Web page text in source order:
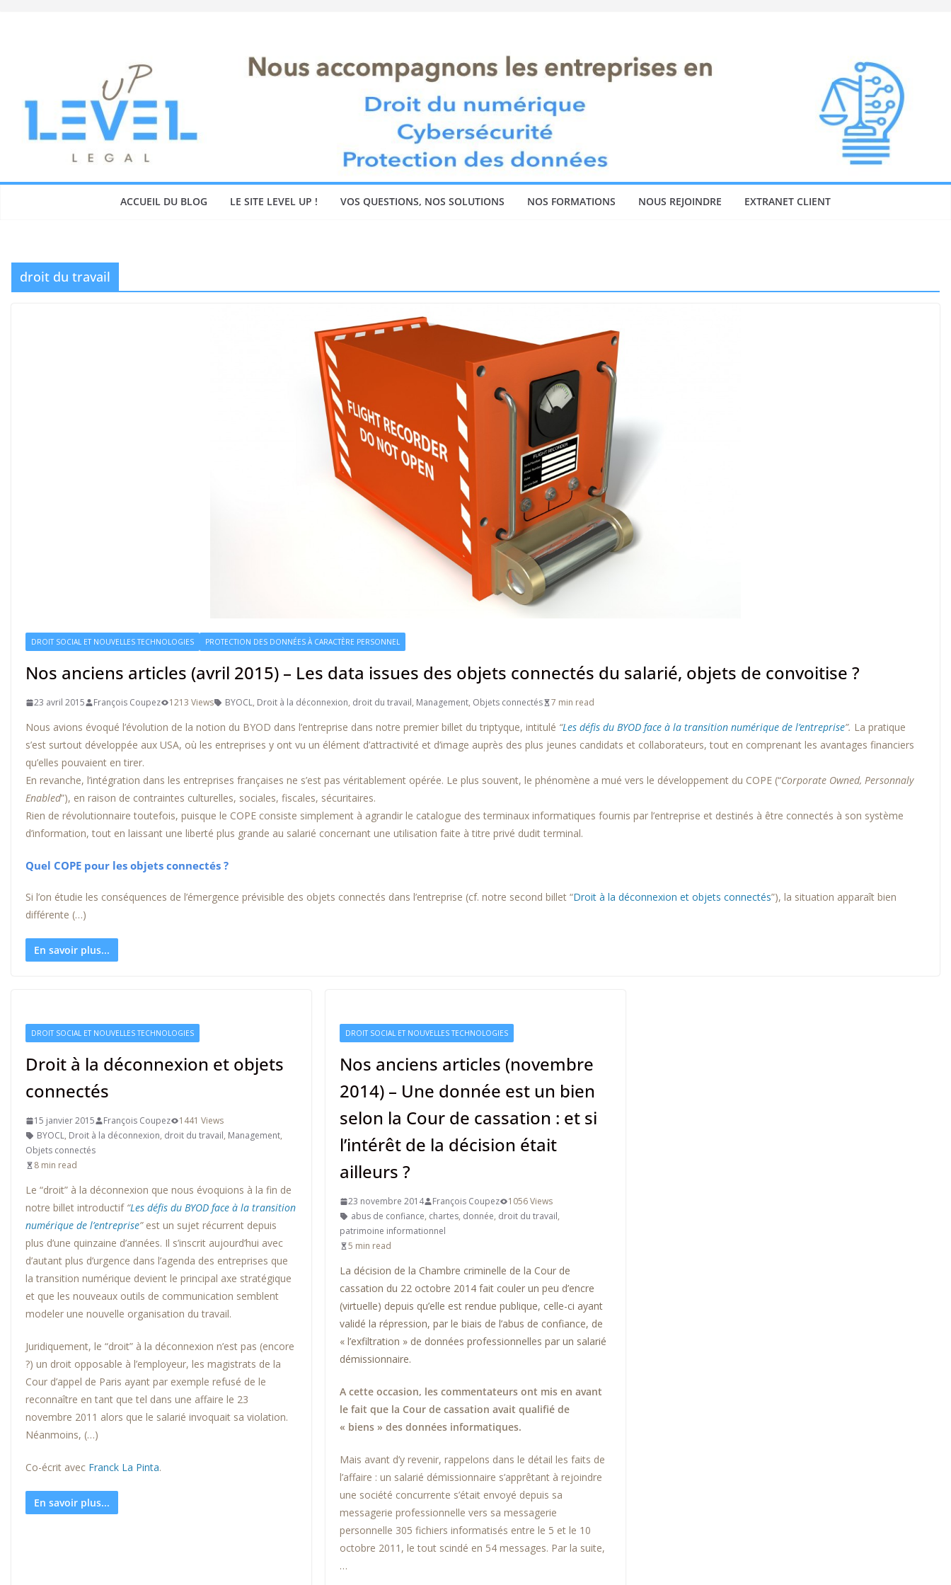
ACCUEIL DU BLOG LE SITE LEVEL UP ! VOS QUESTIONS, NOS SOLUTIONS NOS FORMATIONS NOUS REJOINDRE EXTRANET CLIENT
droit du travail
DROIT SOCIAL ET NOUVELLES TECHNOLOGIES PROTECTION DES DONNÉES À CARACTÈRE PERSONNEL
Nos anciens articles (avril 2015) – Les data issues des objets connectés du salarié, objets de convoitise ?
23 avril 2015 François Coupez 1213 Views BYOCL, Droit à la déconnexion, droit du travail, Management, Objets connectés 7 min read
Nous avions évoqué l’évolution de la notion du BYOD dans l’entreprise dans notre premier billet du triptyque, intitulé “Les défis du BYOD face à la transition numérique de l’entreprise”. La pratique
s’est surtout développée aux USA, où les entreprises y ont vu un élément d’attractivité et d’image auprès des plus jeunes candidats et collaborateurs, tout en comprenant les avantages financiers
qu’elles pouvaient en tirer.
En revanche, l’intégration dans les entreprises françaises ne s’est pas véritablement opérée. Le plus souvent, le phénomène a mué vers le développement du COPE (“Corporate Owned, Personnaly
Enabled”), en raison de contraintes culturelles, sociales, fiscales, sécuritaires.
Rien de révolutionnaire toutefois, puisque le COPE consiste simplement à agrandir le catalogue des terminaux informatiques fournis par l’entreprise et destinés à être connectés à son système
d’information, tout en laissant une liberté plus grande au salarié concernant une utilisation faite à titre privé dudit terminal.
Quel COPE pour les objets connectés ?
Si l’on étudie les conséquences de l’émergence prévisible des objets connectés dans l’entreprise (cf. notre second billet “Droit à la déconnexion et objets connectés”), la situation apparaît bien
différente (…)
En savoir plus...
DROIT SOCIAL ET NOUVELLES TECHNOLOGIES
Droit à la déconnexion et objets
connectés
15 janvier 2015 François Coupez
1441 Views
BYOCL, Droit à la déconnexion, droit du travail, Management,
Objets connectés
8 min read
Le “droit” à la déconnexion que nous évoquions à la fin de
notre billet introductif “Les défis du BYOD face à la transition
numérique de l’entreprise” est un sujet récurrent depuis
plus d’une quinzaine d’années. Il s’inscrit aujourd’hui avec
d’autant plus d’urgence dans l’agenda des entreprises que
la transition numérique devient le principal axe stratégique
et que les nouveaux outils de communication semblent
modeler une nouvelle organisation du travail.
Juridiquement, le “droit” à la déconnexion n’est pas (encore
?) un droit opposable à l’employeur, les magistrats de la
Cour d’appel de Paris ayant par exemple refusé de le
reconnaître en tant que tel dans une affaire le 23
novembre 2011 alors que le salarié invoquait sa violation.
Néanmoins, (…)
Co-écrit avec Franck La Pinta.
En savoir plus...
DROIT SOCIAL ET NOUVELLES TECHNOLOGIES
Nos anciens articles (novembre
2014) – Une donnée est un bien
selon la Cour de cassation : et si
l’intérêt de la décision était
ailleurs ?
23 novembre 2014 François Coupez
1056 Views
abus de confiance, chartes, donnée, droit du travail,
patrimoine informationnel
5 min read
La décision de la Chambre criminelle de la Cour de
cassation du 22 octobre 2014 fait couler un peu d’encre
(virtuelle) depuis qu’elle est rendue publique, celle-ci ayant
validé la répression, par le biais de l’abus de confiance, de
« l’exfiltration » de données professionnelles par un salarié
démissionnaire.
A cette occasion, les commentateurs ont mis en avant
le fait que la Cour de cassation avait qualifié de
« biens » des données informatiques.
Mais avant d’y revenir, rappelons dans le détail les faits de
l’affaire : un salarié démissionnaire s’apprêtant à rejoindre
une société concurrente s’était envoyé depuis sa
messagerie professionnelle vers sa messagerie
personnelle 305 fichiers informatisés entre le 5 et le 10
octobre 2011, le tout scindé en 54 messages. Par la suite,
…